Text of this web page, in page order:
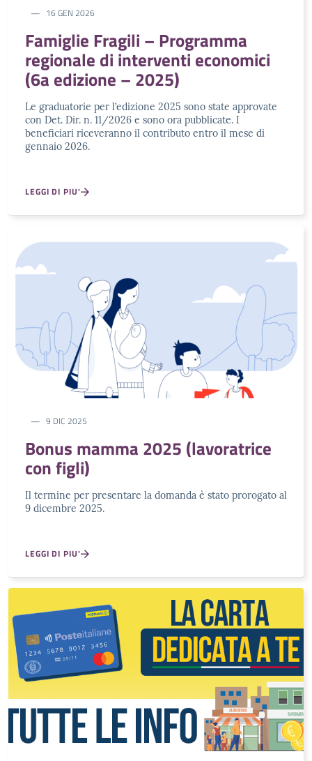
16 GEN 2026
Famiglie Fragili – Programma
regionale di interventi economici
(6a edizione – 2025)
Le graduatorie per l’edizione 2025 sono state approvate
con Det. Dir. n. 11/2026 e sono ora pubblicate. I
beneficiari riceveranno il contributo entro il mese di
gennaio 2026.
LEGGI DI PIU'
9 DIC 2025
Bonus mamma 2025 (lavoratrice
con figli)
Il termine per presentare la domanda è stato prorogato al
9 dicembre 2025.
LEGGI DI PIU'